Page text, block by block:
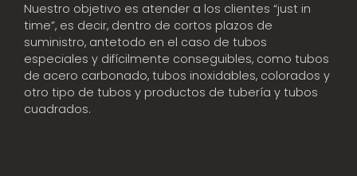
Nuestro objetivo es atender a los clientes “just in
time”, es decir, dentro de cortos plazos de
suministro, antetodo en el caso de tubos
especiales y difícilmente conseguibles, como tubos
de acero carbonado, tubos inoxidables, colorados y
otro tipo de tubos y productos de tubería y tubos
cuadrados.